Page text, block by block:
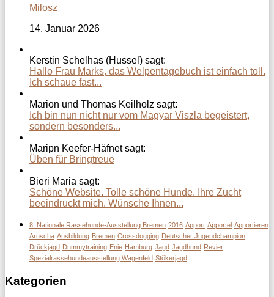
Milosz
14. Januar 2026
Kerstin Schelhas (Hussel) sagt:
Hallo Frau Marks, das Welpentagebuch ist einfach toll.
Ich schaue fast...
Marion und Thomas Keilholz sagt:
Ich bin nun nicht nur vom Magyar Viszla begeistert,
sondern besonders...
Maripn Keefer-Häfnet sagt:
Üben für Bringtreue
Bieri Maria sagt:
Schöne Website. Tolle schöne Hunde. Ihre Zucht
beeindruckt mich. Wünsche Ihnen...
8. Nationale Rassehunde-Ausstellung Bremen 2016 Apport Apportel Apportieren
Aruscha Ausbildung Bremen Crossdogging Deutscher Jugendchampion
Drückjagd Dummytraining Enie Hamburg Jagd Jagdhund Revier
Spezialrassehundeausstellung Wagenfeld Stökerjagd
Kategorien